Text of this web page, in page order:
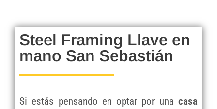
Steel Framing Llave en
mano San Sebastián
Si estás pensando en optar por una casa